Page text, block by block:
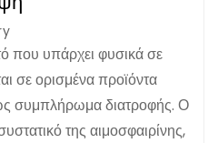
που υπάρχει φυσικά σε
σε ορισμένα προϊόντα
ως συμπλήρωμα διατροφής. Ο
της αιμοσφαιρίνης,